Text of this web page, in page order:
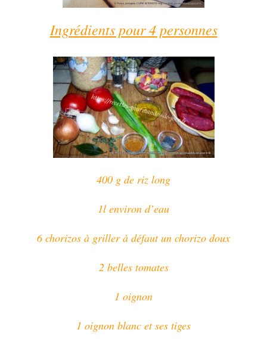
Ingrédients pour 4 personnes
400 g de riz long
1l environ d’eau
6 chorizos à griller à défaut un chorizo doux
2 belles tomates
1 oignon
1 oignon blanc et ses tiges